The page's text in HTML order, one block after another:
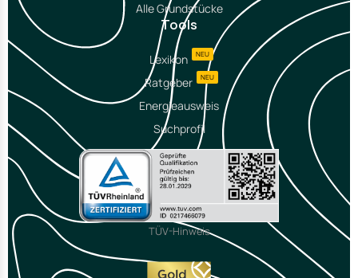
Alle Grundstücke
Tools
Lexikon NEU
Ratgeber NEU
Energieausweis
Suchprofil
TÜV-Hinweis